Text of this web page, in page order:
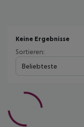
Keine Ergebnisse
Sortieren:
Beliebteste